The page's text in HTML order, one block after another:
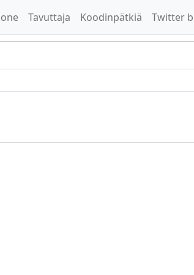
Tavuttaja Koodinpätkiä Twitter